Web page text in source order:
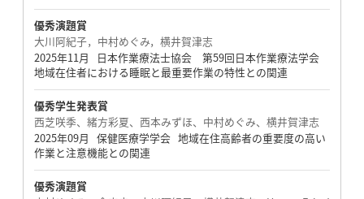
優秀演題賞
大川阿紀子，中村めぐみ，横井賀津志
2025年11月 日本作業療法士協会 第59回日本作業療法学会
地域在住者における睡眠と最重要作業の特性との関連
優秀学生発表賞
西芝咲季、緒方彩夏、西本みずほ、中村めぐみ、横井賀津志
2025年09月 保健医療学学会 地域在住高齢者の重要度の高い
作業と注意機能との関連
優秀演題賞